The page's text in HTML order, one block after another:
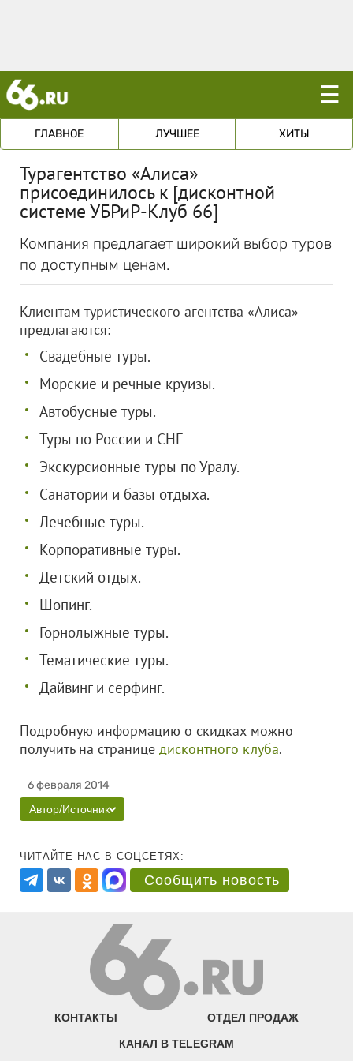
☰
ГЛАВНОЕ ЛУЧШЕЕ ХИТЫ
Турагентство «Алиса»
присоединилось к [дисконтной
системе УБРиР-Клуб 66]
Компания предлагает широкий выбор туров
по доступным ценам.
Клиентам туристического агентства «Алиса»
предлагаются:
Свадебные туры.
Морские и речные круизы.
Автобусные туры.
Туры по России и СНГ
Экскурсионные туры по Уралу.
Санатории и базы отдыха.
Лечебные туры.
Корпоративные туры.
Детский отдых.
Шопинг.
Горнолыжные туры.
Тематические туры.
Дайвинг и серфинг.
Подробную информацию о скидках можно
получить на странице дисконтного клуба.
6 февраля 2014
Автор/Источник
ЧИТАЙТЕ НАС В СОЦСЕТЯХ:
Сообщить новость
КОНТАКТЫ ОТДЕЛ ПРОДАЖ
КАНАЛ В TELEGRAM